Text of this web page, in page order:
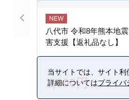
八代市 令和8年熊本地
害支援【返礼品なし】
1,000円
当サイトでは、サイト
詳細についてはプライバ